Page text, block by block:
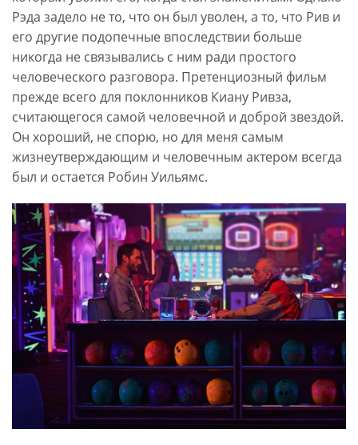
Рэда задело не то, что он был уволен, а то, что Рив и
его другие подопечные впоследствии больше
никогда не связывались с ним ради простого
человеческого разговора. Претенциозный фильм
прежде всего для поклонников Киану Ривза,
считающегося самой человечной и доброй звездой.
Он хороший, не спорю, но для меня самым
жизнеутверждающим и человечным актером всегда
был и остается Робин Уильямс.